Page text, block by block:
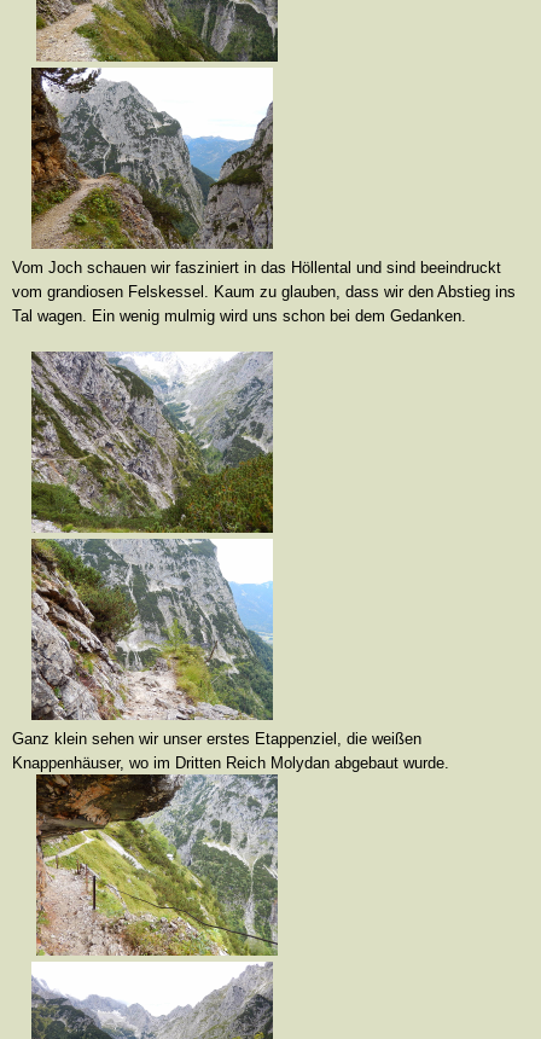
Vom Joch schauen wir fasziniert in das Höllental und sind beeindruckt
vom grandiosen Felskessel. Kaum zu glauben, dass wir den Abstieg ins
Tal wagen. Ein wenig mulmig wird uns schon bei dem Gedanken.
Ganz klein sehen wir unser erstes Etappenziel, die weißen
Knappenhäuser, wo im Dritten Reich Molydan abgebaut wurde.